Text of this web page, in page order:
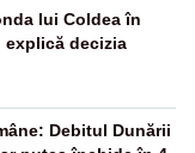
lui Coldea în
explică decizia
Debitul Dunării